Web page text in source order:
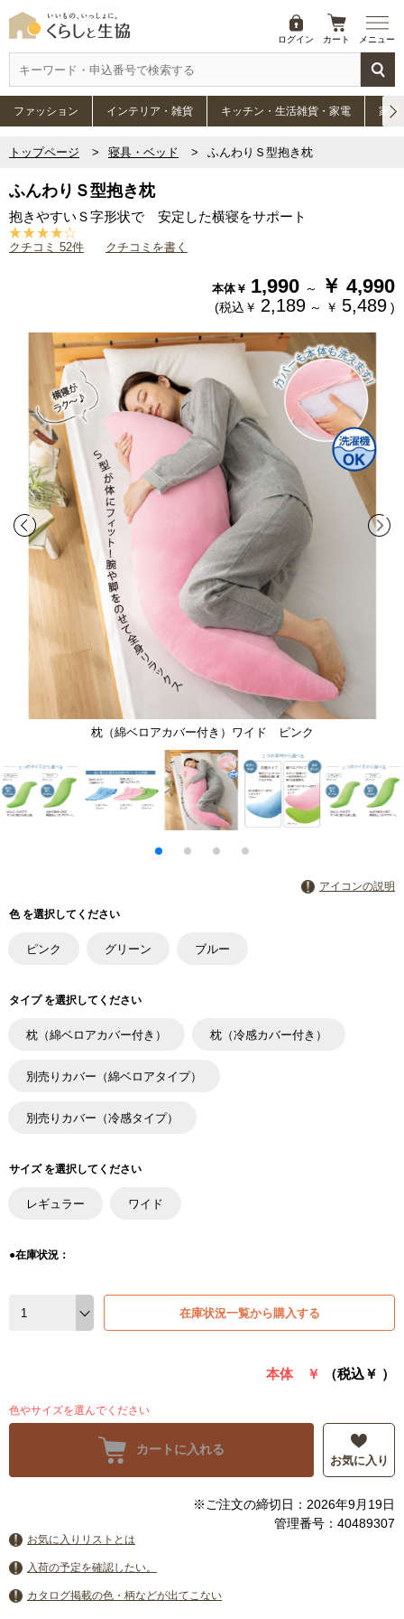
ログイン カート メニュー
ファッション インテリア・雑貨 キッチン・生活雑貨・家電 家具
トップページ 寝具・ベッド ふんわりＳ型抱き枕
ふんわりＳ型抱き枕
抱きやすいＳ字形状で 安定した横寝をサポート
クチコミ 52件 クチコミを書く
本体￥ 1,990 ～ ￥ 4,990
(税込￥ 2,189 ～ ￥ 5,489 )
枕（綿ベロアカバー付き）ワイド ピンク
アイコンの説明
色 を選択してください
ピンク グリーン ブルー
タイプ を選択してください
枕（綿ベロアカバー付き） 枕（冷感カバー付き）
別売りカバー（綿ベロアタイプ）
別売りカバー（冷感タイプ）
サイズ を選択してください
レギュラー ワイド
●在庫状況：
在庫状況一覧から購入する
本体 ￥ （税込￥ ）
色やサイズを選んでください
カートに入れる
お気に入り
※ご注文の締切日：2026年9月19日
管理番号：40489307
お気に入りリストとは
入荷の予定を確認したい。
カタログ掲載の色・柄などが出てこない